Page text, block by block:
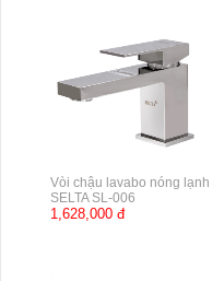
Vòi chậu lavabo nóng lạnh
SELTA SL-006
1,628,000 đ